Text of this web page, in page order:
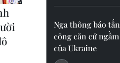
Nga thông báo tấn
công căn cứ ngầm
của Ukraine